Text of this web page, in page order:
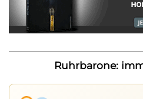
Ruhrbarone: